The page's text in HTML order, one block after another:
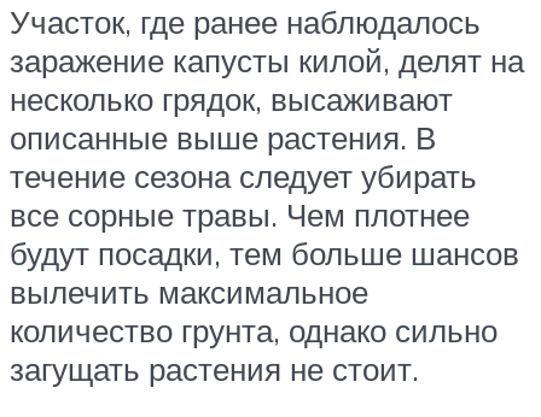
Участок, где ранее наблюдалось
заражение капусты килой, делят на
несколько грядок, высаживают
описанные выше растения. В
течение сезона следует убирать
все сорные травы. Чем плотнее
будут посадки, тем больше шансов
вылечить максимальное
количество грунта, однако сильно
загущать растения не стоит.